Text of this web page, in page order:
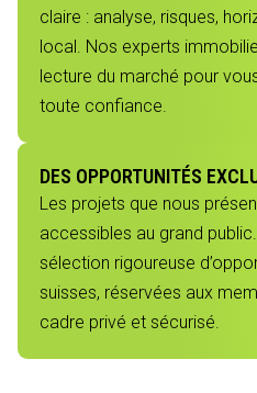
claire : analyse, risques,
local. Nos experts
lecture du marché pour
toute confiance.
DES OPPORTUNITÉS
Les projets que nous
accessibles au grand
sélection rigoureuse
suisses, réservées aux
cadre privé et sécurisé.